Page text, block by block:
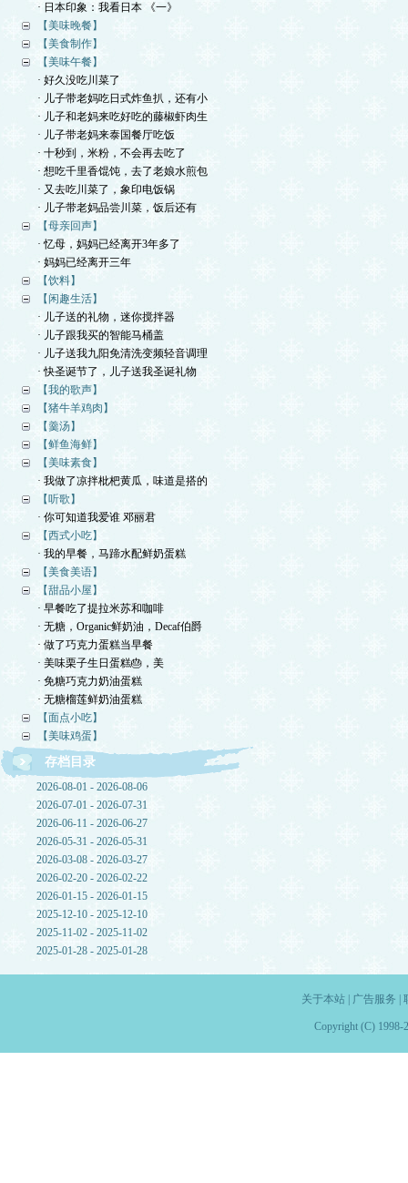
· 日本印象：我看日本 《一》
【美味晚餐】
【美食制作】
【美味午餐】
· 好久没吃川菜了
· 儿子带老妈吃日式炸鱼扒，还有小
· 儿子和老妈来吃好吃的藤椒虾肉生
· 儿子带老妈来泰国餐厅吃饭
· 十秒到，米粉，不会再去吃了
· 想吃千里香馄饨，去了老娘水煎包
· 又去吃川菜了，象印电饭锅
· 儿子带老妈品尝川菜，饭后还有
【母亲回声】
· 忆母，妈妈已经离开3年多了
· 妈妈已经离开三年
【饮料】
【闲趣生活】
· 儿子送的礼物，迷你搅拌器
· 儿子跟我买的智能马桶盖
· 儿子送我九阳免清洗变频轻音调理
· 快圣诞节了，儿子送我圣诞礼物
【我的歌声】
【猪牛羊鸡肉】
【羹汤】
【鲜鱼海鲜】
【美味素食】
· 我做了凉拌枇杷黄瓜，味道是搭的
【听歌】
· 你可知道我爱谁 邓丽君
【西式小吃】
· 我的早餐，马蹄水配鲜奶蛋糕
【美食美语】
【甜品小屋】
· 早餐吃了提拉米苏和咖啡
· 无糖，Organic鲜奶油，Decaf伯爵
· 做了巧克力蛋糕当早餐
· 美味栗子生日蛋糕🎂，美
· 免糖巧克力奶油蛋糕
· 无糖榴莲鲜奶油蛋糕
【面点小吃】
【美味鸡蛋】
存档目录
2026-08-01 - 2026-08-06
2026-07-01 - 2026-07-31
2026-06-11 - 2026-06-27
2026-05-31 - 2026-05-31
2026-03-08 - 2026-03-27
2026-02-20 - 2026-02-22
2026-01-15 - 2026-01-15
2025-12-10 - 2025-12-10
2025-11-02 - 2025-11-02
2025-01-28 - 2025-01-28
关于本站| 广告服务
Copyright (C) 1998-